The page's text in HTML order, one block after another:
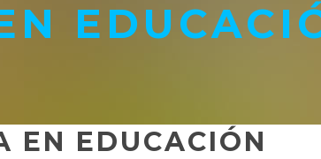
EN EDUCACIÓN